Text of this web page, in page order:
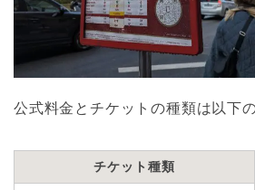
公式料金とチケットの種類は以下の
チケット種類